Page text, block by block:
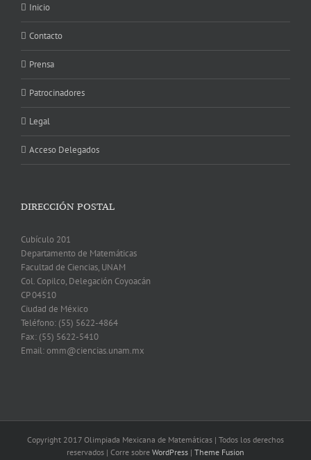
Inicio
Contacto
Prensa
Patrocinadores
Legal
Acceso Delegados
DIRECCIÓN POSTAL
Cubículo 201
Departamento de Matemáticas
Facultad de Ciencias, UNAM
Col. Copilco, Delegación Coyoacán
CP 04510
Ciudad de México
Teléfono: (55) 5622-4864
Fax: (55) 5622-5410
Email: omm@ciencias.unam.mx
Copyright 2017 Olimpiada Mexicana de Matemáticas | Todos los derechos
reservados | Corre sobre WordPress | Theme Fusion